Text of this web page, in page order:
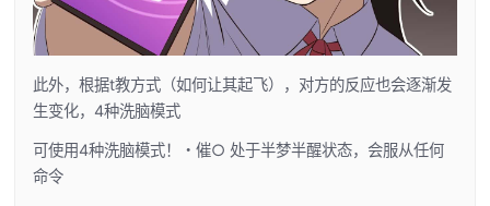
此外，根据t教方式（如何让其起飞），对方的反应也会逐渐发
生变化，4种洗脑模式
可使用4种洗脑模式！・催○ 处于半梦半醒状态，会服从任何
命令